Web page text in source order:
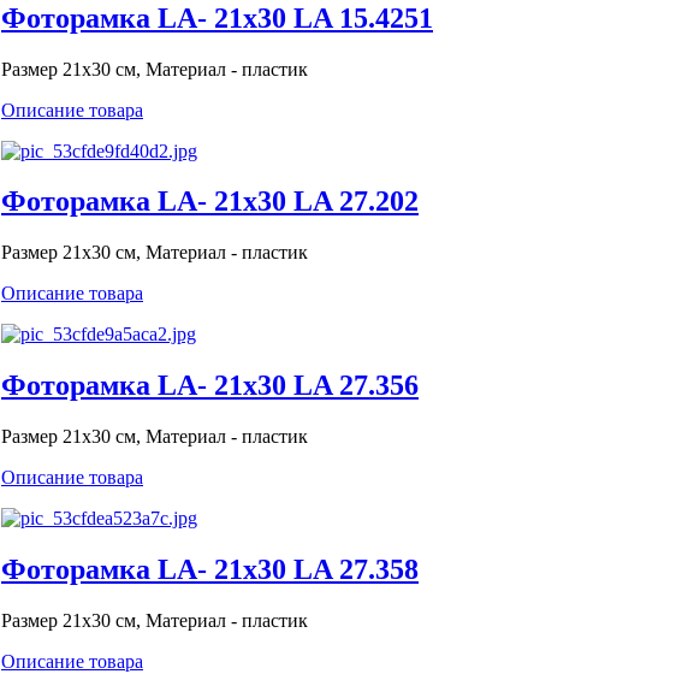
Фоторамка LA- 21x30 LA 15.4251
Размер 21х30 см, Материал - пластик
Описание товара
Фоторамка LA- 21x30 LA 27.202
Размер 21x30 см, Материал - пластик
Описание товара
Фоторамка LA- 21x30 LA 27.356
Размер 21x30 см, Материал - пластик
Описание товара
Фоторамка LA- 21x30 LA 27.358
Размер 21x30 см, Материал - пластик
Описание товара